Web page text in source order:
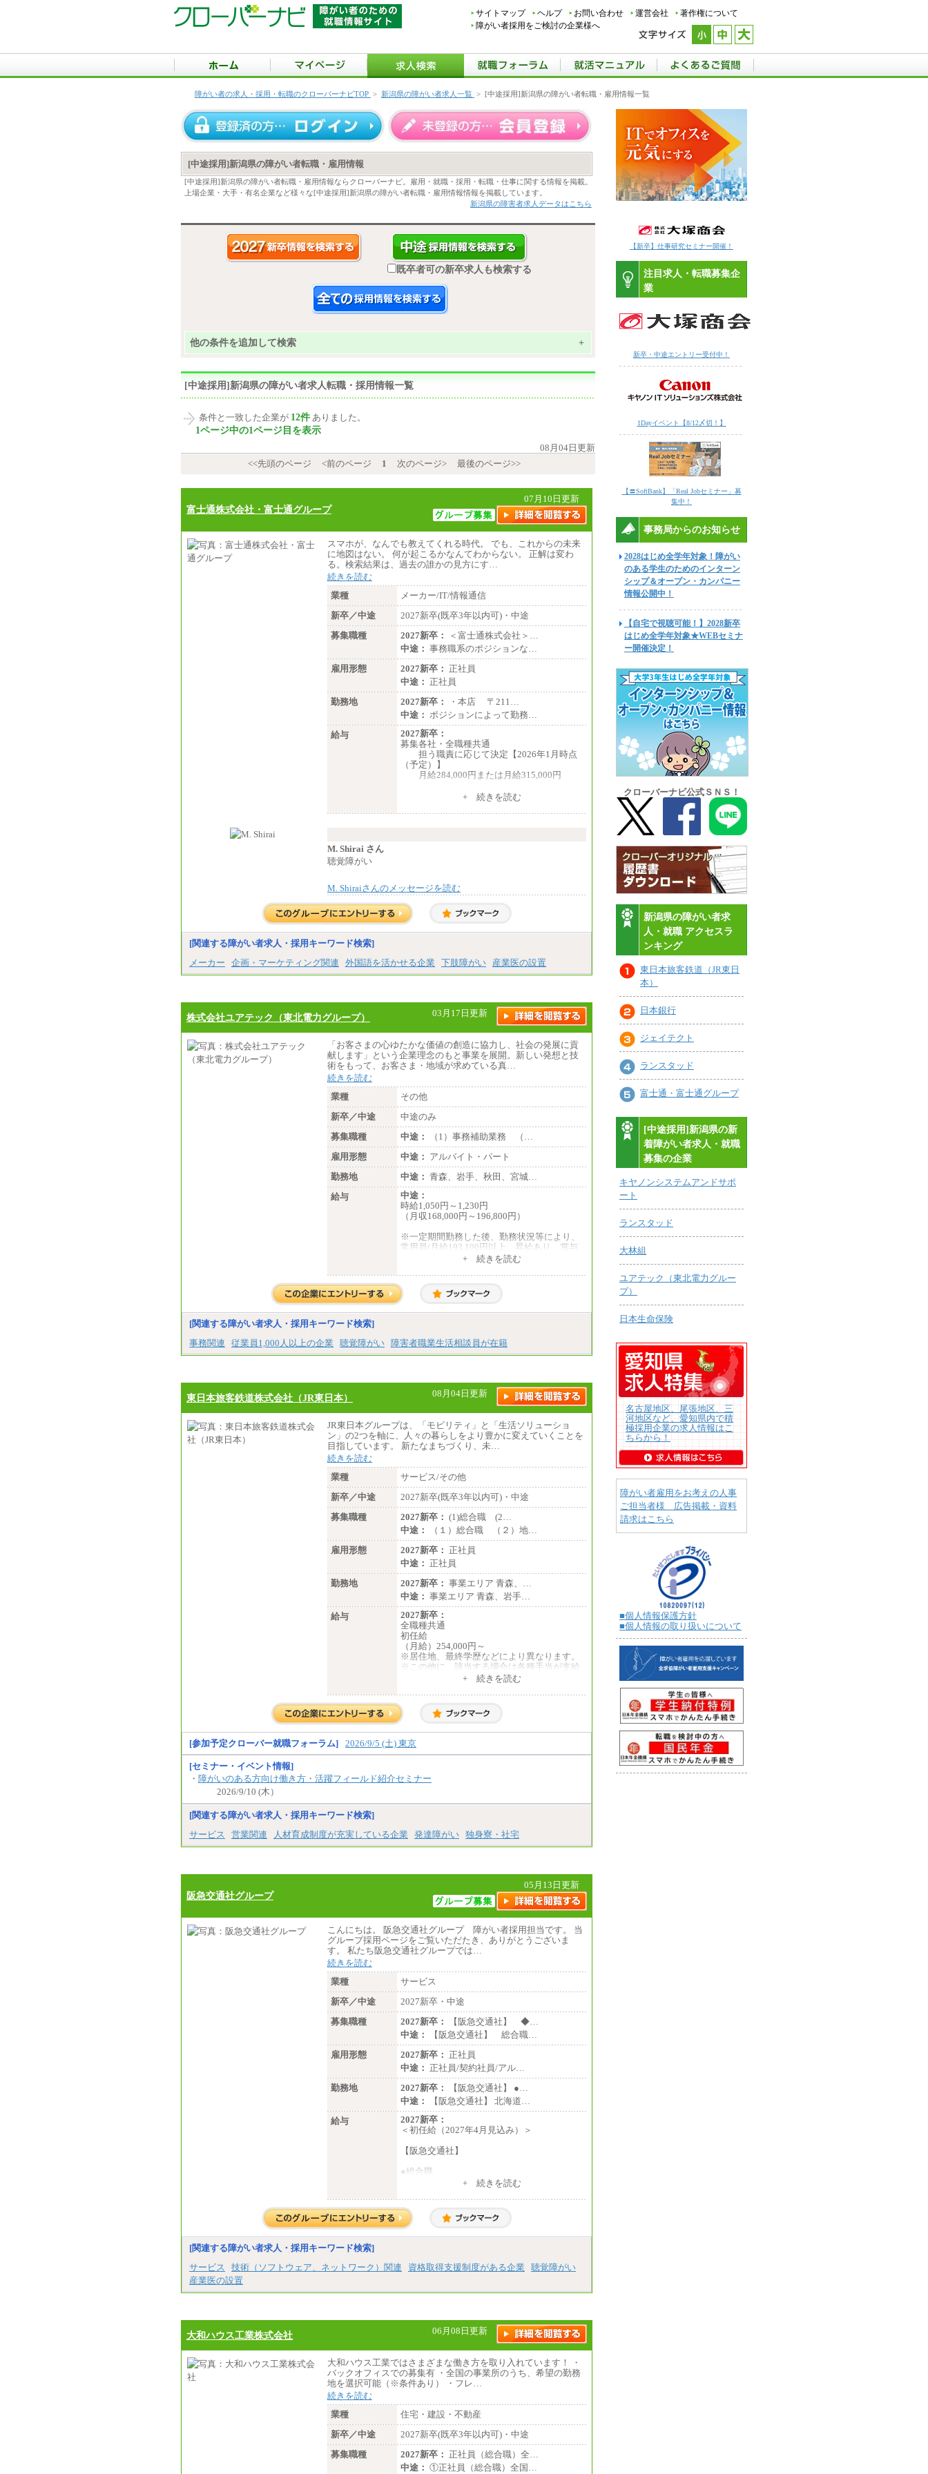
サイトマップ ヘルプ お問い合わせ 運営会社
著作権について
障がい者採用をご検討の企業様へ
障がい者の求人・採用・転職のクローバーナビTOP > 新潟県の障がい者求人一覧 > [中途採用]新潟県の障がい者転職・雇用情報一覧
[中途採用]新潟県の障がい者転職・雇用情報
[中途採用]新潟県の障がい者転職・雇用情報ならクローバーナビ。雇用・就職・採用・転職・仕事に関する情報を掲載。
上場企業・大手・有名企業など様々な[中途採用]新潟県の障がい者転職・雇用情報情報を掲載しています。
新潟県の障害者求人データはこちら
既卒者可の新卒求人も検索する
他の条件を追加して検索 +
[中途採用]新潟県の障がい者求人転職・採用情報一覧
条件と一致した企業が 12件 ありました。
1ページ中の1ページ目を表示
08月04日更新
<<先頭のページ
<前のページ 1 次のページ> 最後のページ>>
富士通株式会社・富士通グループ
07月10日更新
スマホが、なんでも教えてくれる時代。 でも、これからの未来
に地図はない。 何が起こるかなんてわからない。 正解は変わ
る。検索結果は、過去の誰かの見方にす…
続きを読む
業種
メーカー/IT/情報通信
新卒／中途
2027新卒(既卒3年以内可)・中途
募集職種
2027新卒：
＜富士通株式会社＞…
中途： 事務職系のポジションな…
雇用形態
2027新卒： 正社員
中途： 正社員
勤務地
2027新卒：
・本店 〒211…
中途： ポジションによって勤務…
給与
2027新卒：
募集各社・全職種共通
担う職責に応じて決定【2026年1月時点
（予定）】
月給284,000円または月給315,000円
※入社後早期から、自律的な業務遂行が
求められる職務を担う方については、月額給
与315,000円です。
す。
※個別に設定する給与については、選考
の過程で決定していきます。
※上記に加え、所定労働時間外に勤務を
した場合には、時間外勤務手当を支給しま
ん。
月給21万円以上～
※試用期間中の給与に変更はありません。
※経験・能力を考慮し、当社規定により決定
いたします。
+ 続きを読む
M. Shirai さん
聴覚障がい
M. Shiraiさんのメッセージを読む
[関連する障がい者求人・採用キーワード検索]
メーカー
企画・マーケティング関連 外国語を活かせる企業 下肢障がい 産業医の設置
株式会社ユアテック（東北電力グループ） 03月17日更新
「お客さまの心ゆたかな価値の創造に協力し、社会の発展に貢
献します」という企業理念のもと事業を展開。新しい発想と技
術をもって、お客さま・地域が求めている真…
続きを読む
業種
その他
新卒／中途
中途のみ
募集職種
中途：
（1）事務補助業務 （…
雇用形態
中途： アルバイト・パート
勤務地
中途： 青森、岩手、秋田、宮城…
給与
中途：
時給1,050円～1,230円
（月収168,000円～196,800円）
※一定期間勤務した後、勤務状況等により、
常用員(月給193,100円以上、昇給あり、賞与
２回、定年65歳)への登用をすることもあ
+ 続きを読む
[関連する障がい者求人・採用キーワード検索]
事務関連
従業員1,000人以上の企業 聴覚障がい 障害者職業生活相談員が在籍
東日本旅客鉄道株式会社（JR東日本） 08月04日更新
JR東日本グループは、「モビリティ」と「生活ソリューショ
ン」の2つを軸に、人々の暮らしをより豊かに変えていくことを
目指しています。 新たなまちづくり、未…
続きを読む
業種
サービス/その他
新卒／中途
2027新卒(既卒3年以内可)・中途
募集職種
2027新卒： (1)総合職 (2…
中途：
（１）総合職 （２）地…
雇用形態
2027新卒： 正社員
中途： 正社員
勤務地
2027新卒： 事業エリア 青森、…
中途： 事業エリア 青森、岩手…
給与
2027新卒：
全職種共通
初任給
（月給）254,000円～
※居住地、最終学歴などにより異なります。
※この他に、該当する場合は各種手当が支給
※試用期間中も給与に変更はございません。
中途：
全職種共通
※居住地、年齢により異なります。
※この他に、該当する場合は各種手当が支給
+ 続きを読む
[参加予定クローバー就職フォーラム] 2026/9/5 (土) 東京
[セミナー・イベント情報]
・ 障がいのある方向け働き方・活躍フィールド紹介セミナー
2026/9/10 (木）
[関連する障がい者求人・採用キーワード検索]
サービス
営業関連 人材育成制度が充実している企業 発達障がい 独身寮・社宅
阪急交通社グループ
05月13日更新
こんにちは。 阪急交通社グループ 障がい者採用担当です。 当
グループ採用ページをご覧いただたき、ありがとうございま
す。 私たち阪急交通社グループでは…
続きを読む
業種
サービス
新卒／中途
2027新卒・中途
募集職種
2027新卒：
【阪急交通社】 ◆…
中途：
【阪急交通社】 総合職…
雇用形態
2027新卒： 正社員
中途： 正社員/契約社員/アル…
勤務地
2027新卒：
【阪急交通社】 ●…
中途：
【阪急交通社】 北海道…
給与
2027新卒：
＜初任給（2027年4月見込み）＞
【阪急交通社】
●総合職
月給250,000円(※1)、247,000円(※2)、242,
000円(※3)、239,000円(※4)、237,000円（※
5）
5）
※2…大阪府、京都府、兵庫県、滋賀県
野県、新潟県、富山県、石川県、岡山県、広
島県、山口県、香川県、福岡県
※5…青森県、鳥取県、島根県、愛媛県、高
知県、大分県、長崎県、熊本県、宮崎県、鹿
児島県、沖縄県、福島県、山形県
・月給には一律地域手当を含んだ金額を表示
（一律地域手当：※1…36,000円、※2…33,0
5…23,000円）
・試用期間中も給与変更なし
●基幹職（地域限定社員）
・大学・院卒／月給185,000 円～219,000 円
※勤務地により異なる。
+ 続きを読む
[関連する障がい者求人・採用キーワード検索]
サービス
技術（ソフトウェア、ネットワーク）関連 資格取得支援制度がある企業
聴覚障がい
産業医の設置
大和ハウス工業株式会社 06月08日更新
大和ハウス工業ではさまざまな働き方を取り入れています！ ・
バックオフィスでの募集有 ・全国の事業所のうち、希望の勤務
地を選択可能（※条件あり） ・フレ…
続きを読む
業種
住宅・建設・不動産
新卒／中途
2027新卒(既卒3年以内可)・中途
募集職種
2027新卒： 正社員（総合職）全…
中途： ①正社員（総合職）全国…
【新卒】仕事研究セミナー開催！
注目求人・転職募集企
業
新卒・中途エントリー受付中！
1Dayイベント【8/12〆切！】
【〓SoftBank】「Real Jobセミナー」募
集中！
事務局からのお知らせ
2028はじめ全学年対象！障がい
のある学生のためのインターン
シップ＆オープン・カンパニー
情報公開中！
【自宅で視聴可能！】2028新卒
はじめ全学年対象★WEBセミナ
ー開催決定！
クローバーナビ公式ＳＮＳ！
新潟県の障がい者求
人・就職 アクセスラ
ンキング
東日本旅客鉄道（JR東日
本）
日本銀行
ジェイテクト
ランスタッド
富士通・富士通グループ
[中途採用]新潟県の新
着障がい者求人・就職
募集の企業
キヤノンシステムアンドサポ
ート
ランスタッド
大林組
ユアテック（東北電力グルー
プ）
日本生命保険
名古屋地区、尾張地区、三
河地区など、愛知県内で積
極採用企業の求人情報はこ
ちらから！
障がい者雇用をお考えの人事
ご担当者様 広告掲載・資料
請求はこちら
■個人情報保護方針
■個人情報の取り扱いについて